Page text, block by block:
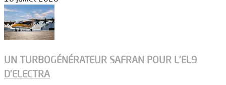
UN TURBOGÉNÉRATEUR SAFRAN POUR L’EL9
D’ELECTRA